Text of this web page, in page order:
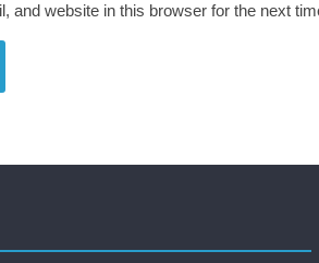
and website in this browser for the next